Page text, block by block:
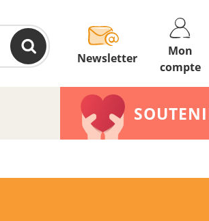
Newsletter
Mon
compte